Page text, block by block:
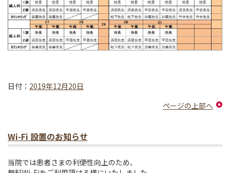
日付： 2019年12月20日
ページの上部へ
Wi-Fi 設置のお知らせ
当院では患者さまの利便性向上のため、